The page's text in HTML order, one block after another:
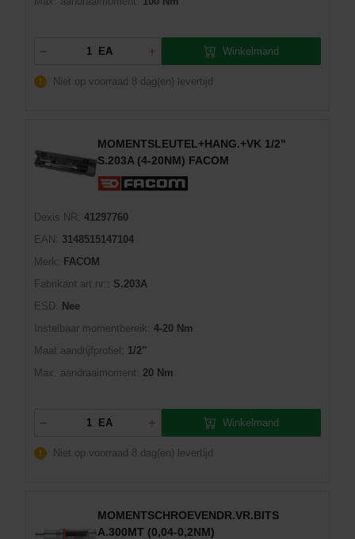
EA Winkelmand
Niet op voorraad 8 dag(en) levertijd
MOMENTSLEUTEL+HANG.+VK 1/2"
S.203A (4-20NM) FACOM
Dexis NR: 41297760
EAN:
3148515147104
Merk:
FACOM
Fabrikant art.nr::
S.203A
ESD:
Nee
Instelbaar momentbereik: 4-20 Nm
Maat aandrijfprofiel:
1/2"
Max. aandraaimoment: 20 Nm
EA Winkelmand
Niet op voorraad 8 dag(en) levertijd
MOMENTSCHROEVENDR.VR.BITS
A.300MT (0,04-0,2NM)